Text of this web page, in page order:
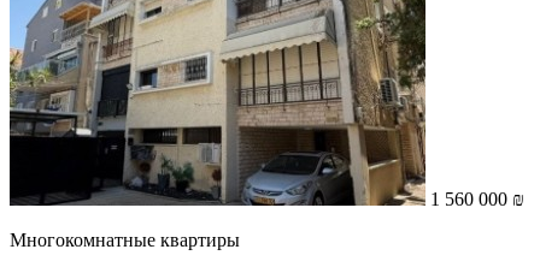
1 560 000 ₪
Многокомнатные квартиры